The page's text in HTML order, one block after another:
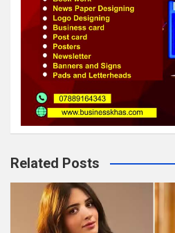
Related Posts